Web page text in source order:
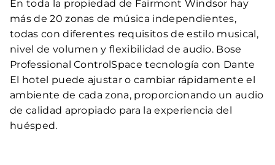
En toda la propiedad de Fairmont Windsor hay
más de 20 zonas de música independientes,
todas con diferentes requisitos de estilo musical,
nivel de volumen y flexibilidad de audio. Bose
Professional ControlSpace tecnología con Dante
El hotel puede ajustar o cambiar rápidamente el
ambiente de cada zona, proporcionando un audio
de calidad apropiado para la experiencia del
huésped.